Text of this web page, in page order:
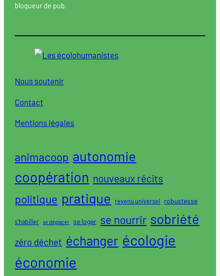
bloqueur de pub.
Nous soutenir
Contact
Mentions légales
animacoop autonomie
coopération nouveaux récits
politique pratique revenu universel robustesse
s'habiller se déplacer se loger se nourrir sobriété
zéro déchet échanger écologie
économie